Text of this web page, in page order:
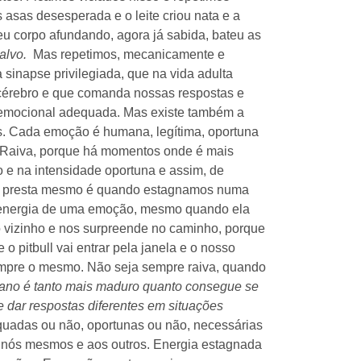
desesperada e o leite criou nata e a
corpo afundando, agora já sabida, bateu as
Mas repetimos, mecanicamente e
sinapse privilegiada, que na vida adulta
e que comanda nossas respostas e
adequada. Mas existe também a
emoção é humana, legítima, oportuna
porque há momentos onde é mais
na intensidade oportuna e assim, de
mesmo é quando estagnamos numa
de uma emoção, mesmo quando ela
e nos surpreende no caminho, porque
o pitbull vai entrar pela janela e o nosso
o mesmo. Não seja sempre raiva, quando
é tanto mais maduro quanto consegue se
respostas diferentes em situações
ou não, oportunas ou não, necessárias
mesmos e aos outros. Energia estagnada